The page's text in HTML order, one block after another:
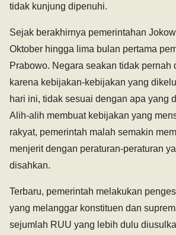
tidak kunjung dipenuhi.
Sejak berakhirnya pemerintahan
Oktober hingga lima bulan pertama
Prabowo. Negara seakan tidak pernah
karena kebijakan-kebijakan yang
hari ini, tidak sesuai dengan apa yang
Alih-alih membuat kebijakan yang
rakyat, pemerintah malah semakin
menjerit dengan peraturan-peraturan
disahkan.
Terbaru, pemerintah melakukan
yang melanggar konstituen dan
sejumlah RUU yang lebih dulu